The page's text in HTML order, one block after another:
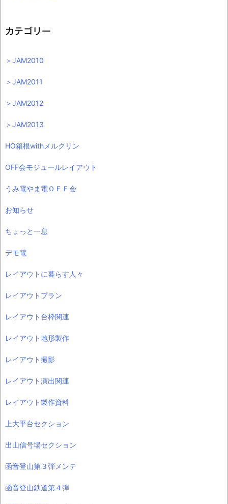
カテゴリー
＞JAM2010
＞JAM2011
＞JAM2012
＞JAM2013
HO箱根withメルクリン
OFF会モジュールレイアウト
うみ電やま電ＯＦＦ会
お知らせ
ちょっと一息
デモ電
レイアウトに暮らす人々
レイアウトプラン
レイアウト台枠関連
レイアウト地形製作
レイアウト撮影
レイアウト演出関連
レイアウト製作資料
上大平台セクション
出山信号場セクション
函音登山第３弾メンテ
函音登山鉄道第４弾